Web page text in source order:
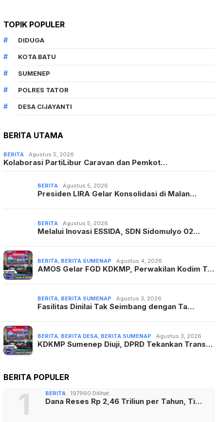
TOPIK POPULER
DIDUGA
KOTA BATU
SUMENEP
POLRES TATOR
DESA CIJAYANTI
BERITA UTAMA
BERITA Agustus 5, 2026
Kolaborasi PartiLibur Caravan dan Pemkot…
BERITA Agustus 5, 2026
Presiden LIRA Gelar Konsolidasi di Malan…
BERITA Agustus 5, 2026
Melalui Inovasi ESSIDA, SDN Sidomulyo 02…
BERITA BERITA SUMENAP Agustus 4, 2026
AMOS Gelar FGD KDKMP, Perwakilan Kodim T…
BERITA BERITA SUMENAP Agustus 3, 2026
Fasilitas Dinilai Tak Seimbang dengan Ta…
BERITA BERITA DESA BERITA SUMENAP Agustus 3, 2026
KDKMP Sumenep Diuji, DPRD Tekankan Trans…
BERITA POPULER
1 BERITA 197960 Dilihat
Dana Reses Rp 2,46 Triliun per Tahun, Ti…